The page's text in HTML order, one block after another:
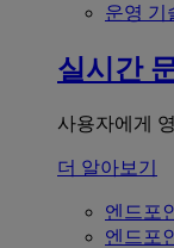
운영 기
실시간
사용자에게
더 알아보기
엔드포
엔드포